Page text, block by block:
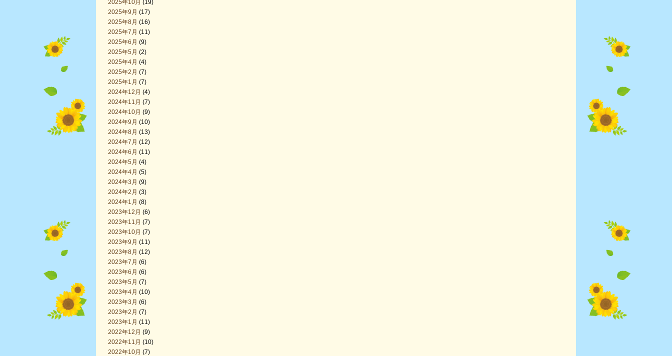
2025年10月 (19)
2025年9月 (17)
2025年8月 (16)
2025年7月 (11)
2025年6月 (9)
2025年5月 (2)
2025年4月 (4)
2025年2月 (7)
2025年1月 (7)
2024年12月 (4)
2024年11月 (7)
2024年10月 (9)
2024年9月 (10)
2024年8月 (13)
2024年7月 (12)
2024年6月 (11)
2024年5月 (4)
2024年4月 (5)
2024年3月 (9)
2024年2月 (3)
2024年1月 (8)
2023年12月 (6)
2023年11月 (7)
2023年10月 (7)
2023年9月 (11)
2023年8月 (12)
2023年7月 (6)
2023年6月 (6)
2023年5月 (7)
2023年4月 (10)
2023年3月 (6)
2023年2月 (7)
2023年1月 (11)
2022年12月 (9)
2022年11月 (10)
2022年10月 (7)